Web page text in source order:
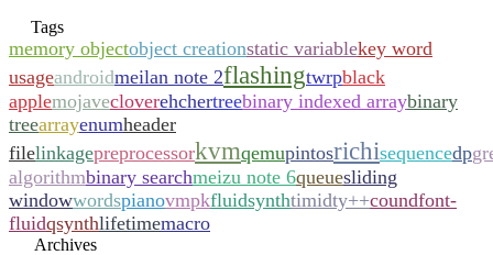
Tags
memory objectobject creationstatic variablekey word
usageandroidmeilan note 2flashingtwrpblack
applemojavecloverehchertreebinary indexed arraybinary
treearrayenumheader
filelinkagepreprocessorkvmqemupintosrichisequencedp
algorithmbinary searchmeizu note 6queuesliding
windowwordspianovmpkfluidsynthtimidty++coundfont-
fluidqsynthlifetimemacro
Archives